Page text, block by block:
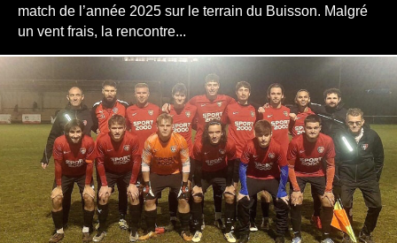
match de l’année 2025 sur le terrain du Buisson. Malgré
un vent frais, la rencontre...